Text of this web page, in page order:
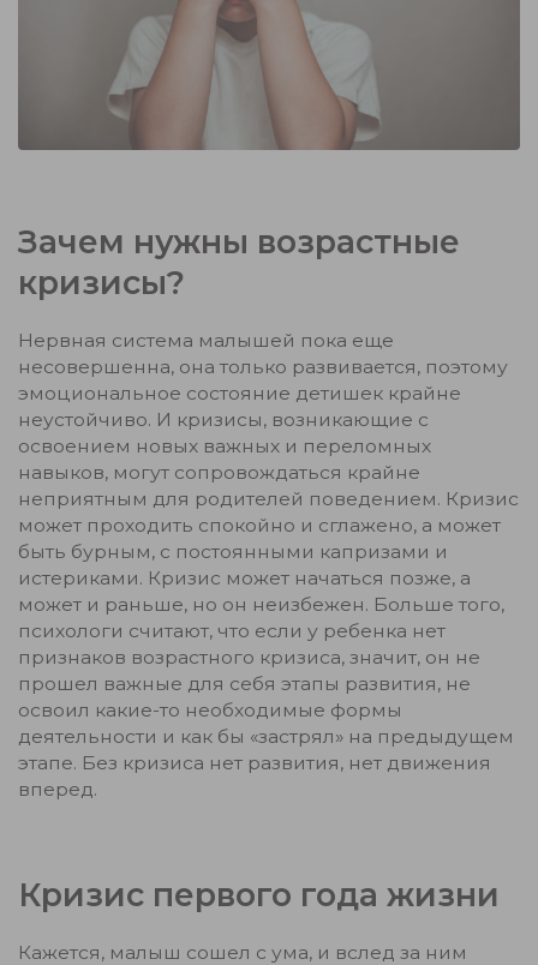
Зачем нужны возрастные
кризисы?
Нервная система малышей пока еще
несовершенна, она только развивается, поэтому
эмоциональное состояние детишек крайне
неустойчиво. И кризисы, возникающие с
освоением новых важных и переломных
навыков, могут сопровождаться крайне
неприятным для родителей поведением. Кризис
может проходить спокойно и сглажено, а может
быть бурным, с постоянными капризами и
истериками. Кризис может начаться позже, а
может и раньше, но он неизбежен. Больше того,
психологи считают, что если у ребенка нет
признаков возрастного кризиса, значит, он не
прошел важные для себя этапы развития, не
освоил какие-то необходимые формы
деятельности и как бы «застрял» на предыдущем
этапе. Без кризиса нет развития, нет движения
вперед.
Кризис первого года жизни
Кажется, малыш сошел с ума, и вслед за ним